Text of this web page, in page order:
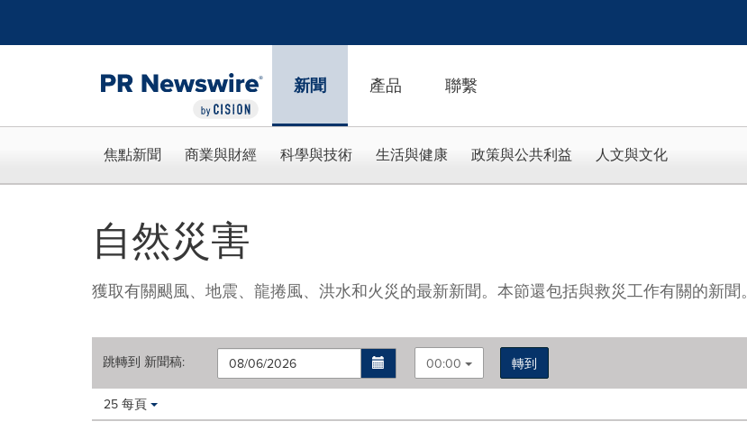
新聞 產品 聯繫
焦點新聞 商業與財經 科學與技術 生活與健康 政策與公共利益 人文與文化
自然災害
獲取有關颶風、地震、龍捲風、洪水和火災的最新新聞。本節還包括與救災工作有關的新聞。
跳轉到 新聞稿: 00:00
轉到
Making
Items per page:
25 每頁